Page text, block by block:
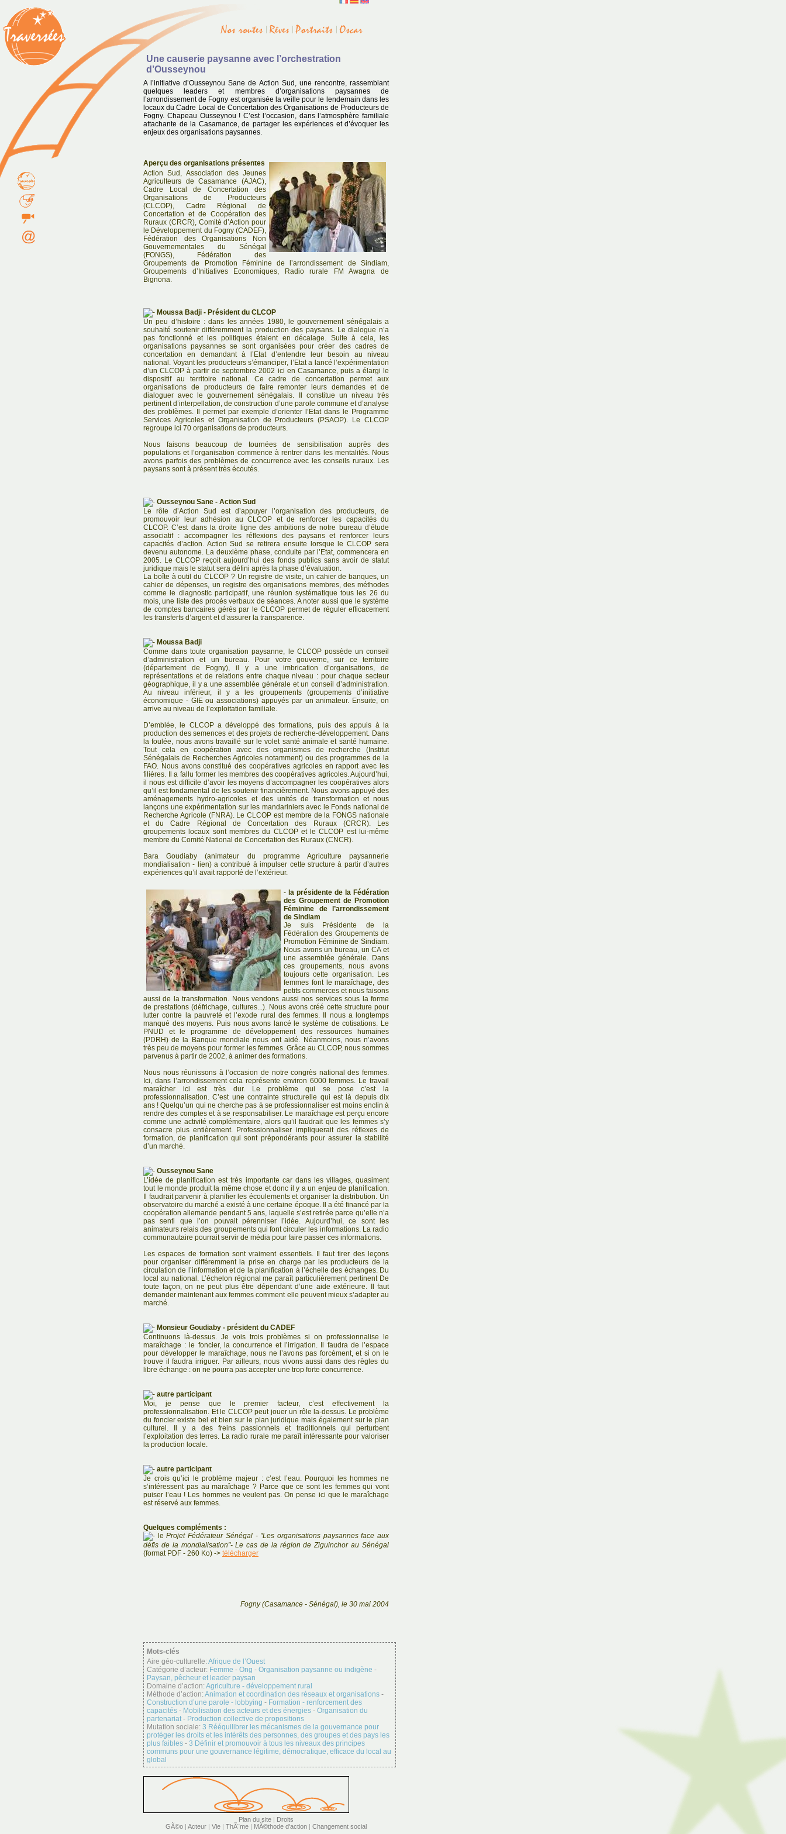
Une causerie paysanne avec l’orchestration
d’Ousseynou
A l’initiative d’Ousseynou Sane de Action Sud, une rencontre, rassemblant
quelques leaders et membres d’organisations paysannes de
l’arrondissement de Fogny est organisée la veille pour le lendemain dans les
locaux du Cadre Local de Concertation des Organisations de Producteurs de
Fogny. Chapeau Ousseynou ! C’est l’occasion, dans l’atmosphère familiale
attachante de la Casamance, de partager les expériences et d’évoquer les
enjeux des organisations paysannes.
Aperçu des organisations présentes
Action Sud, Association des Jeunes
Agriculteurs de Casamance (AJAC),
Cadre Local de Concertation des
Organisations de Producteurs
(CLCOP), Cadre Régional de
Concertation et de Coopération des
Ruraux (CRCR), Comité d’Action pour
le Développement du Fogny (CADEF),
Fédération des Organisations Non
Gouvernementales du Sénégal
(FONGS), Fédération des
Groupements de Promotion Féminine de l’arrondissement de Sindiam,
Groupements d’Initiatives Economiques, Radio rurale FM Awagna de
Bignona.
Moussa Badji - Président du CLCOP
Un peu d’histoire : dans les années 1980, le gouvernement sénégalais a
souhaité soutenir différemment la production des paysans. Le dialogue n’a
pas fonctionné et les politiques étaient en décalage. Suite à cela, les
organisations paysannes se sont organisées pour créer des cadres de
concertation en demandant à l’Etat d’entendre leur besoin au niveau
national. Voyant les producteurs s’émanciper, l’Etat a lancé l’expérimentation
d’un CLCOP à partir de septembre 2002 ici en Casamance, puis a élargi le
dispositif au territoire national. Ce cadre de concertation permet aux
organisations de producteurs de faire remonter leurs demandes et de
dialoguer avec le gouvernement sénégalais. Il constitue un niveau très
pertinent d’interpellation, de construction d’une parole commune et d’analyse
des problèmes. Il permet par exemple d’orienter l’Etat dans le Programme
Services Agricoles et Organisation de Producteurs (PSAOP). Le CLCOP
regroupe ici 70 organisations de producteurs.
Nous faisons beaucoup de tournées de sensibilisation auprès des
populations et l’organisation commence à rentrer dans les mentalités. Nous
avons parfois des problèmes de concurrence avec les conseils ruraux. Les
paysans sont à présent très écoutés.
Ousseynou Sane - Action Sud
Le rôle d’Action Sud est d’appuyer l’organisation des producteurs, de
promouvoir leur adhésion au CLCOP et de renforcer les capacités du
CLCOP. C’est dans la droite ligne des ambitions de notre bureau d’étude
associatif : accompagner les réflexions des paysans et renforcer leurs
capacités d’action. Action Sud se retirera ensuite lorsque le CLCOP sera
devenu autonome. La deuxième phase, conduite par l’Etat, commencera en
2005. Le CLCOP reçoit aujourd’hui des fonds publics sans avoir de statut
juridique mais le statut sera défini après la phase d’évaluation.
La boîte à outil du CLCOP ? Un registre de visite, un cahier de banques, un
cahier de dépenses, un registre des organisations membres, des méthodes
comme le diagnostic participatif, une réunion systématique tous les 26 du
mois, une liste des procès verbaux de séances. A noter aussi que le système
de comptes bancaires gérés par le CLCOP permet de réguler efficacement
les transferts d’argent et d’assurer la transparence.
Moussa Badji
Comme dans toute organisation paysanne, le CLCOP possède un conseil
d’administration et un bureau. Pour votre gouverne, sur ce territoire
(département de Fogny), il y a une imbrication d’organisations, de
représentations et de relations entre chaque niveau : pour chaque secteur
géographique, il y a une assemblée générale et un conseil d’administration.
Au niveau inférieur, il y a les groupements (groupements d’initiative
économique - GIE ou associations) appuyés par un animateur. Ensuite, on
arrive au niveau de l’exploitation familiale.
D’emblée, le CLCOP a développé des formations, puis des appuis à la
production des semences et des projets de recherche-développement. Dans
la foulée, nous avons travaillé sur le volet santé animale et santé humaine.
Tout cela en coopération avec des organismes de recherche (Institut
Sénégalais de Recherches Agricoles notamment) ou des programmes de la
FAO. Nous avons constitué des coopératives agricoles en rapport avec les
filières. Il a fallu former les membres des coopératives agricoles. Aujourd’hui,
il nous est difficile d’avoir les moyens d’accompagner les coopératives alors
qu’il est fondamental de les soutenir financièrement. Nous avons appuyé des
aménagements hydro-agricoles et des unités de transformation et nous
lançons une expérimentation sur les mandariniers avec le Fonds national de
Recherche Agricole (FNRA). Le CLCOP est membre de la FONGS nationale
et du Cadre Régional de Concertation des Ruraux (CRCR). Les
groupements locaux sont membres du CLCOP et le CLCOP est lui-même
membre du Comité National de Concertation des Ruraux (CNCR).
Bara Goudiaby (animateur du programme Agriculture paysannerie
mondialisation - lien) a contribué à impulser cette structure à partir d’autres
expériences qu’il avait rapporté de l’extérieur.
- la présidente de la Fédération
des Groupement de Promotion
Féminine de l’arrondissement
de Sindiam
Je suis Présidente de la
Fédération des Groupements de
Promotion Féminine de Sindiam.
Nous avons un bureau, un CA et
une assemblée générale. Dans
ces groupements, nous avons
toujours cette organisation. Les
femmes font le maraîchage, des
petits commerces et nous faisons
aussi de la transformation. Nous vendons aussi nos services sous la forme
de prestations (défrichage, cultures...). Nous avons créé cette structure pour
lutter contre la pauvreté et l’exode rural des femmes. Il nous a longtemps
manqué des moyens. Puis nous avons lancé le système de cotisations. Le
PNUD et le programme de développement des ressources humaines
(PDRH) de la Banque mondiale nous ont aidé. Néanmoins, nous n’avons
très peu de moyens pour former les femmes. Grâce au CLCOP, nous sommes
parvenus à partir de 2002, à animer des formations.
Nous nous réunissons à l’occasion de notre congrès national des femmes.
Ici, dans l’arrondissement cela représente environ 6000 femmes. Le travail
maraîcher ici est très dur. Le problème qui se pose c’est la
professionnalisation. C’est une contrainte structurelle qui est là depuis dix
ans ! Quelqu’un qui ne cherche pas à se professionnaliser est moins enclin à
rendre des comptes et à se responsabiliser. Le maraîchage est perçu encore
comme une activité complémentaire, alors qu’il faudrait que les femmes s’y
consacre plus entièrement. Professionnaliser impliquerait des réflexes de
formation, de planification qui sont prépondérants pour assurer la stabilité
d’un marché.
Ousseynou Sane
L’idée de planification est très importante car dans les villages, quasiment
tout le monde produit la même chose et donc il y a un enjeu de planification.
Il faudrait parvenir à planifier les écoulements et organiser la distribution. Un
observatoire du marché a existé à une certaine époque. Il a été financé par la
coopération allemande pendant 5 ans, laquelle s’est retirée parce qu’elle n’a
pas senti que l’on pouvait pérenniser l’idée. Aujourd’hui, ce sont les
animateurs relais des groupements qui font circuler les informations. La radio
communautaire pourrait servir de média pour faire passer ces informations.
Les espaces de formation sont vraiment essentiels. Il faut tirer des leçons
pour organiser différemment la prise en charge par les producteurs de la
circulation de l’information et de la planification à l’échelle des échanges. Du
local au national. L’échelon régional me paraît particulièrement pertinent De
toute façon, on ne peut plus être dépendant d’une aide extérieure. Il faut
demander maintenant aux femmes comment elle peuvent mieux s’adapter au
marché.
Monsieur Goudiaby - président du CADEF
Continuons là-dessus. Je vois trois problèmes si on professionnalise le
maraîchage : le foncier, la concurrence et l’irrigation. Il faudra de l’espace
pour développer le maraîchage, nous ne l’avons pas forcément, et si on le
trouve il faudra irriguer. Par ailleurs, nous vivons aussi dans des règles du
libre échange : on ne pourra pas accepter une trop forte concurrence.
autre participant
Moi, je pense que le premier facteur, c’est effectivement la
professionnalisation. Et le CLCOP peut jouer un rôle la-dessus. Le problème
du foncier existe bel et bien sur le plan juridique mais également sur le plan
culturel. Il y a des freins passionnels et traditionnels qui perturbent
l’exploitation des terres. La radio rurale me paraît intéressante pour valoriser
la production locale.
autre participant
Je crois qu’ici le problème majeur : c’est l’eau. Pourquoi les hommes ne
s’intéressent pas au maraîchage ? Parce que ce sont les femmes qui vont
puiser l’eau ! Les hommes ne veulent pas. On pense ici que le maraîchage
est réservé aux femmes.
Quelques compléments :
leProjet Fédérateur Sénégal - "Les organisations paysannes face aux
défis de la mondialisation"- Le cas de la région de Ziguinchor au Sénégal
(format PDF - 260 Ko) -> télécharger
Fogny (Casamance - Sénégal), le 30 mai 2004
Mots-clés
Aire géo-culturelle:Afrique de l’Ouest
Catégorie d’acteur: Femme - Ong - Organisation paysanne ou indigène -
Paysan, pêcheur et leader paysan
Domaine d’action:Agriculture - développement rural
Méthode d’action:Animation et coordination des réseaux et organisations -
Construction d’une parole - lobbying - Formation - renforcement des
capacités - Mobilisation des acteurs et des énergies - Organisation du
partenariat- Production collective de propositions
Mutation sociale: 3 Rééquilibrer les mécanismes de la gouvernance pour
protéger les droits et les intérêts des personnes, des groupes et des pays les
plus faibles - 3 Définir et promouvoir à tous les niveaux des principes
communs pour une gouvernance légitime, démocratique, efficace du local au
global
Plan du site | Droits
GÃ©o | Acteur | Vie | ThÃ¨me | MÃ©thode d'action | Changement social